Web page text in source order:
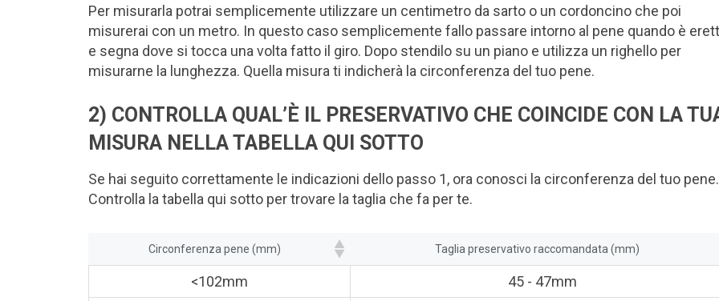
Per misurarla potrai semplicemente utilizzare un centimetro da sarto o un cordoncino che poi
misurerai con un metro. In questo caso semplicemente fallo passare intorno al pene quando è
e segna dove si tocca una volta fatto il giro. Dopo stendilo su un piano e utilizza un righello per
misurarne la lunghezza. Quella misura ti indicherà la circonferenza del tuo pene.
2) CONTROLLA QUAL’È IL PRESERVATIVO CHE COINCIDE CON LA
MISURA NELLA TABELLA QUI SOTTO
Se hai seguito correttamente le indicazioni dello passo 1, ora conosci la circonferenza del tuo pene.
Controlla la tabella qui sotto per trovare la taglia che fa per te.
Circonferenza pene (mm) Taglia preservativo raccomandata (mm)
<102mm
45 - 47mm